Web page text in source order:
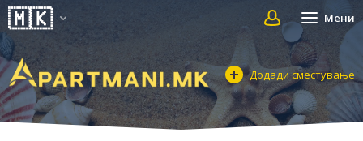
Мени
Додади сместување